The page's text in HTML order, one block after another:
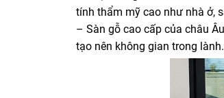
tính thẩm mỹ cao như nhà ở,
– Sàn gỗ cao cấp của châu
tạo nên không gian trong lành.